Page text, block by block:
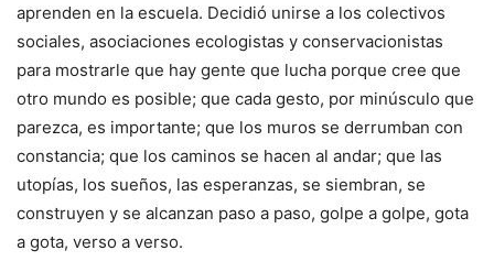
aprenden en la escuela. Decidió unirse a los colectivos
sociales, asociaciones ecologistas y conservacionistas
para mostrarle que hay gente que lucha porque cree que
otro mundo es posible; que cada gesto, por minúsculo que
parezca, es importante; que los muros se derrumban con
constancia; que los caminos se hacen al andar; que las
utopías, los sueños, las esperanzas, se siembran, se
construyen y se alcanzan paso a paso, golpe a golpe, gota
a gota, verso a verso.